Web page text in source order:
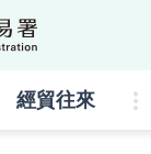
經貿往來